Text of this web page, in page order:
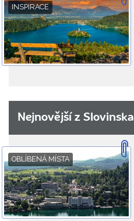
INSPIRACE
Nejnovější z Slovinska
OBLÍBENÁ MÍSTA